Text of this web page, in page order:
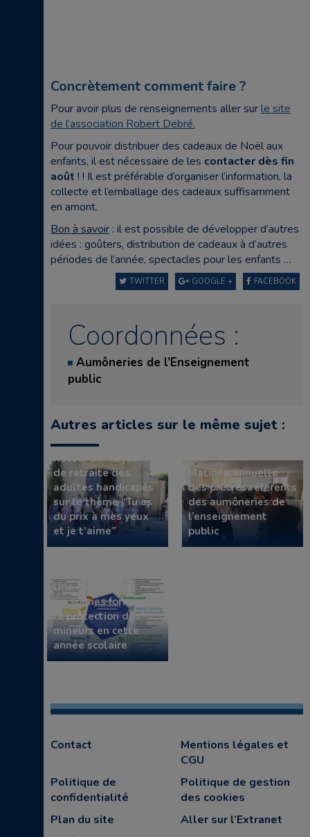
Concrètement comment faire ?
Pour avoir plus de renseignements aller surle site
de l’association Robert Debré.
Pour pouvoir distribuer des cadeaux de Noël aux
enfants, il est nécessaire de les contacter dès fin
août ! ! Il est préférable d’organiser l’information, la
collecte et l’emballage des cadeaux suffisamment
en amont.
Bon à savoir : il est possible de développer d’autres
idées : goûters, distribution de cadeaux à d’autres
périodes de l’année, spectacles pour les enfants …
FACEBOOK
GOOGLE +
TWITTER
Coordonnées :
Aumôneries de l’Enseignement
public
Autres articles sur le même sujet :
Retour sur la journée
de retraite des
adultes handicapés
sur le thème “Tu as
du prix à mes yeux
et je t’aime”
Matinée annuelle
des prêtres référents
des aumôneries de
l’enseignement
public
Une centaine de
personnes formées à
la protection des
mineurs en cette
année scolaire
Contact
Mentions légales et
CGU
Politique de
confidentialité
Politique de gestion
des cookies
Plan du site
Aller sur l’Extranet